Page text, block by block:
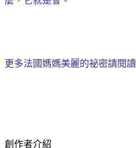
更多法國媽媽美麗的祕密請閱讀
創作者介紹